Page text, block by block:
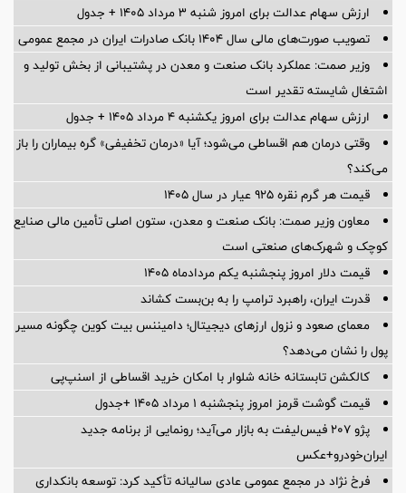
ارزش سهام عدالت برای امروز شنبه ۳ مرداد ۱۴۰۵ + جدول
تصویب صورت‌های مالی سال ۱۴۰۴ بانک صادرات ایران در مجمع عمومی
وزیر صمت: عملکرد بانک صنعت و معدن در پشتیبانی از بخش تولید و
اشتغال شایسته تقدیر است
ارزش سهام عدالت برای امروز یکشنبه ۴ مرداد ۱۴۰۵ + جدول
وقتی درمان هم اقساطی می‌شود؛ آیا «درمان تخفیفی» گره بیماران را باز
می‌کند؟
قیمت هر گرم نقره ۹۲۵ عیار در سال ۱۴۰۵
معاون وزیر صمت: بانک صنعت و معدن، ستون اصلی تأمین مالی صنایع
کوچک و شهرک‌های صنعتی است
قیمت دلار امروز پنجشنبه یکم مردادماه ۱۴۰۵
قدرت ایران، راهبرد ترامپ را به بن‌بست کشاند
معمای صعود و نزول ارزهای دیجیتال؛ دامیننس بیت کوین چگونه مسیر
پول را نشان می‌دهد؟
کالکشن تابستانه خانه شلوار با امکان خرید اقساطی از اسنپ‌پی
قیمت گوشت قرمز امروز پنجشنبه ۱ مرداد ۱۴۰۵ +جدول
پژو ۲۰۷ فیس‌لیفت به بازار می‌آید؛ رونمایی از برنامه جدید
ایران‌خودرو+عکس
فرخ نژاد در مجمع عمومی عادی سالیانه تأكید كرد: توسعه بانكداری